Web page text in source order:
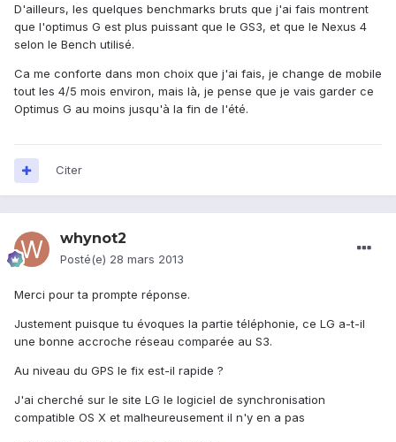
D'ailleurs, les quelques benchmarks bruts que j'ai fais montrent
que l'optimus G est plus puissant que le GS3, et que le Nexus 4
selon le Bench utilisé.
Ca me conforte dans mon choix que j'ai fais, je change de mobile
tout les 4/5 mois environ, mais là, je pense que je vais garder ce
Optimus G au moins jusqu'à la fin de l'été.
Citer
whynot2
Posté(e) 28 mars 2013
Merci pour ta prompte réponse.
Justement puisque tu évoques la partie téléphonie, ce LG a-t-il
une bonne accroche réseau comparée au S3.
Au niveau du GPS le fix est-il rapide ?
J'ai cherché sur le site LG le logiciel de synchronisation
compatible OS X et malheureusement il n'y en a pas